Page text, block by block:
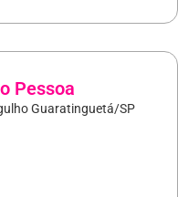
Pessoa
Guaratinguetá/SP